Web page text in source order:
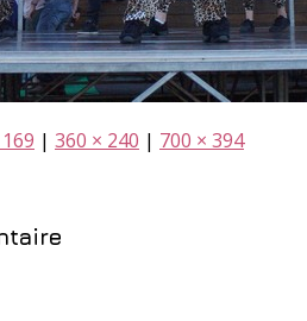
| 360 × 240 | 700 × 394